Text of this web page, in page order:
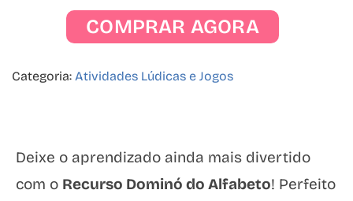
COMPRAR AGORA
Categoria: Atividades Lúdicas e Jogos
Deixe o aprendizado ainda mais divertido
com o Recurso Dominó do Alfabeto! Perfeito